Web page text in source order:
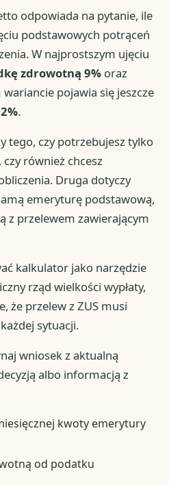
odpowiada na pytanie, ile
podstawowych potrąceń
W najprostszym ujęciu
zdrowotną 9% oraz
pojawia się jeszcze
.
tego, czy potrzebujesz tylko
również chcesz
Druga dotyczy
emeryturę podstawową,
z przelewem zawierającym
kalkulator jako narzędzie
rząd wielkości wypłaty,
że przelew z ZUS musi
sytuacji.
wniosek z aktualną
albo informacją z
kwoty emerytury
od podatku